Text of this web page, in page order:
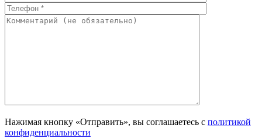
Нажимая кнопку «Отправить», вы соглашаетесь с политикой
конфиденциальности